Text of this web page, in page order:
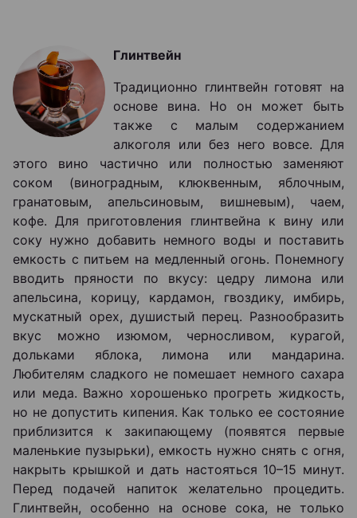
Глинтвейн
Традиционно глинтвейн готовят на
основе вина. Но он может быть
также с малым содержанием
алкоголя или без него вовсе. Для
этого вино частично или полностью заменяют
соком (виноградным, клюквенным, яблочным,
гранатовым, апельсиновым, вишневым), чаем,
кофе. Для приготовления глинтвейна к вину или
соку нужно добавить немного воды и поставить
емкость с питьем на медленный огонь. Понемногу
вводить пряности по вкусу: цедру лимона или
апельсина, корицу, кардамон, гвоздику, имбирь,
мускатный орех, душистый перец. Разнообразить
вкус можно изюмом, черносливом, курагой,
дольками яблока, лимона или мандарина.
Любителям сладкого не помешает немного сахара
или меда. Важно хорошенько прогреть жидкость,
но не допустить кипения. Как только ее состояние
приблизится к закипающему (появятся первые
маленькие пузырьки), емкость нужно снять с огня,
накрыть крышкой и дать настояться 10–15 минут.
Перед подачей напиток желательно процедить.
Глинтвейн, особенно на основе сока, не только